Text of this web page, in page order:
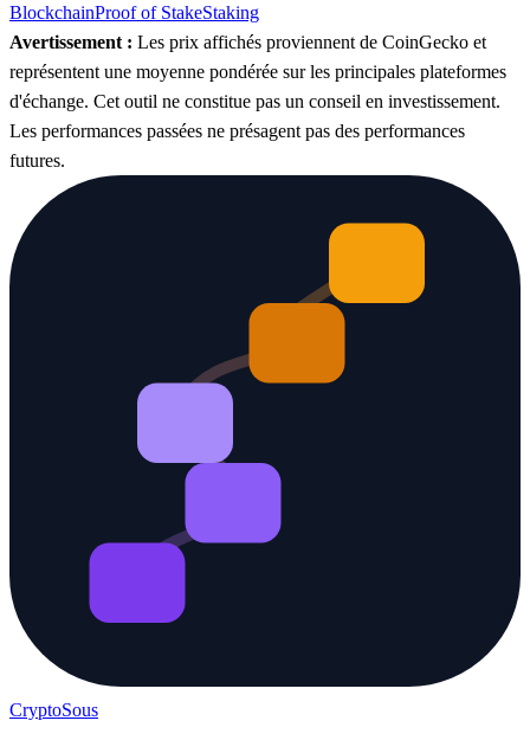
BlockchainProof of StakeStaking
Avertissement : Les prix affichés proviennent de CoinGecko et
représentent une moyenne pondérée sur les principales plateformes
d'échange. Cet outil ne constitue pas un conseil en investissement.
Les performances passées ne présagent pas des performances
futures.
CryptoSous